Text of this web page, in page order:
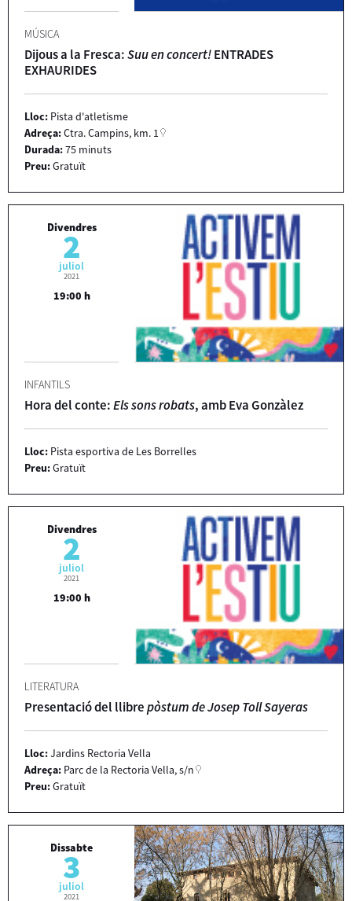
MÚSICA
Dijous a la Fresca:Suu en concert!ENTRADES
EXHAURIDES
Lloc: Pista d'atletisme
Adreça:Ctra. Campins, km. 1
Durada:75 minuts
Preu:Gratuït
Divendres
2
juliol
2021
19:00 h
INFANTILS
Hora del conte:Els sons robats, amb Eva Gonzàlez
Lloc: Pista esportiva de Les Borrelles
Preu:Gratuït
Divendres
2
juliol
2021
19:00 h
LITERATURA
Presentació del llibrepòstum de Josep Toll Sayeras
Lloc:Jardins Rectoria Vella
Adreça: Parc de la Rectoria Vella, s/n
Preu:Gratuït
Dissabte
3
juliol
2021